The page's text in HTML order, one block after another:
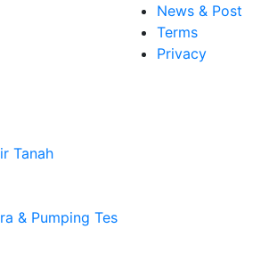
News & Post
Terms
Privacy
Tanah
& Pumping Tes